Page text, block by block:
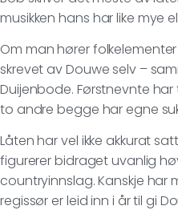
musikken hans har like mye
Om man hører
skrevet av Douwe selv –
Duijenbode. Førstnevnte
to andre begge har egne
Låten har vel ikke akkurat
figurerer bidraget uvanlig
countryinnslag. Kanskje har
regissør er leid inn i år til gi